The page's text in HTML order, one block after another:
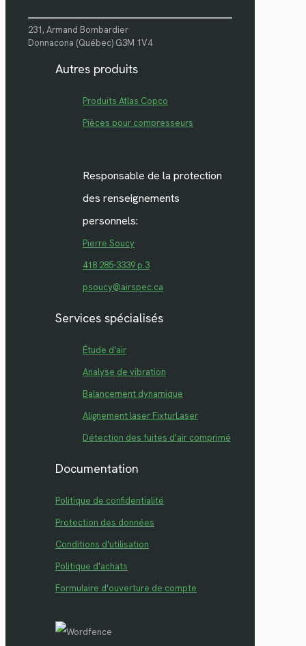
231, Armand Bombardier
Donnacona (Québec) G3M 1V4
Autres produits
Produits Atlas Copco
Pièces pour compresseurs
Responsable de la protection
des renseignements
personnels:
Pierre Soucy
418 285-3339 p.3
psoucy@airspec.ca
Services spécialisés
Étude d'air
Analyse de vibration
Balancement dynamique
Alignement laser FixturLaser
Détection des fuites d'air comprimé
Documentation
Politique de confidentialité
Protection des données
Conditions d'utilisation
Politique d'achats
Formulaire d'ouverture de compte